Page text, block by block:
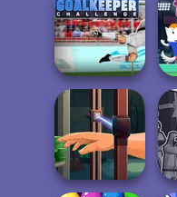
Real Football
Challenge
Goalkeeper
Challenge